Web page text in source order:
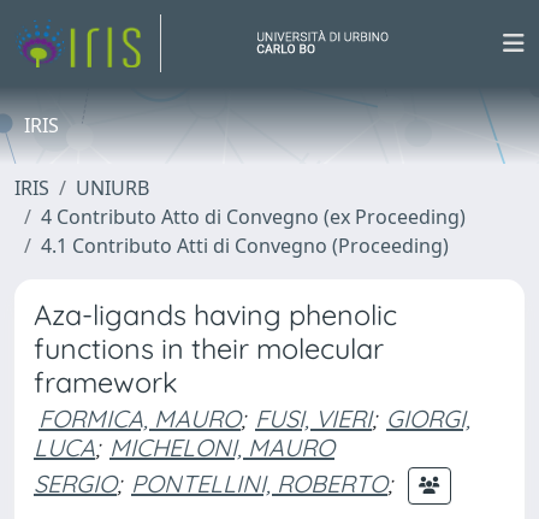
IRIS
IRIS
UNIURB
4 Contributo Atto di Convegno (ex Proceeding)
4.1 Contributo Atti di Convegno (Proceeding)
Aza-ligands having phenolic
functions in their molecular
framework
FORMICA, MAURO; FUSI, VIERI; GIORGI,
LUCA; MICHELONI, MAURO
SERGIO; PONTELLINI, ROBERTO;